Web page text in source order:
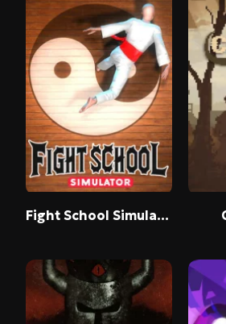
Fight School Simulator